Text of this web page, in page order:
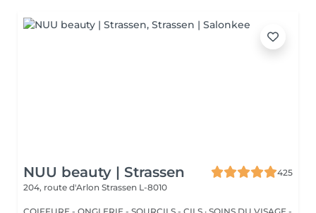
NUU beauty | Strassen
425
204, route d'Arlon Strassen L-8010